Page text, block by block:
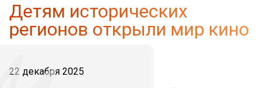
Детям исторических
регионов открыли мир кино
22 декабря 2025